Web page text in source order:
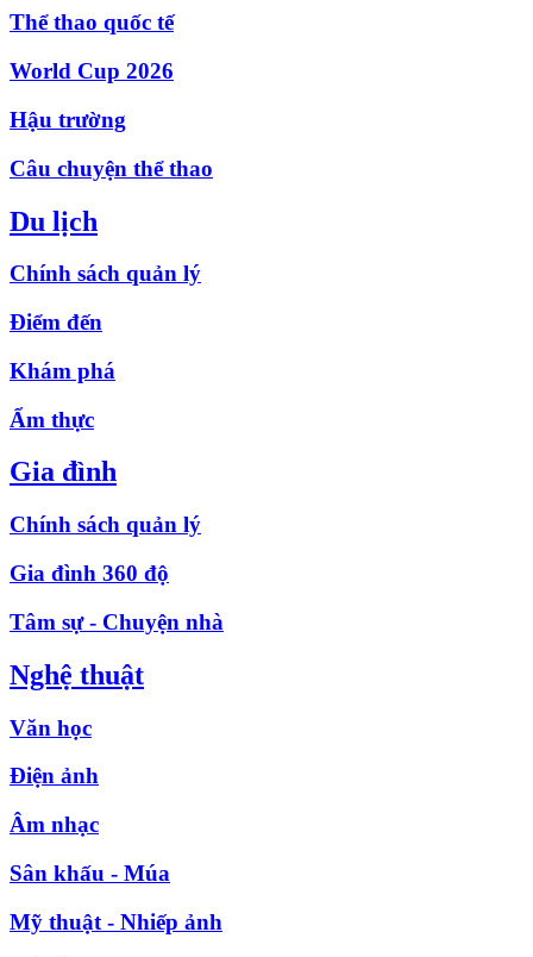
Thể thao quốc tế
World Cup 2026
Hậu trường
Câu chuyện thể thao
Du lịch
Chính sách quản lý
Điểm đến
Khám phá
Ẩm thực
Gia đình
Chính sách quản lý
Gia đình 360 độ
Tâm sự - Chuyện nhà
Nghệ thuật
Văn học
Điện ảnh
Âm nhạc
Sân khấu - Múa
Mỹ thuật - Nhiếp ảnh